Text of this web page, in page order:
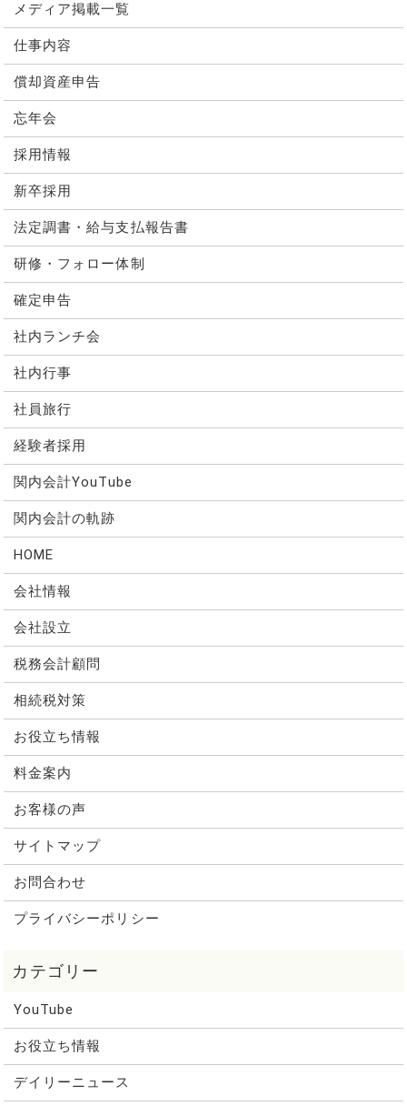
メディア掲載一覧
仕事内容
償却資産申告
忘年会
採用情報
新卒採用
法定調書・給与支払報告書
研修・フォロー体制
確定申告
社内ランチ会
社内行事
社員旅行
経験者採用
関内会計YouTube
関内会計の軌跡
HOME
会社情報
会社設立
税務会計顧問
相続税対策
お役立ち情報
料金案内
お客様の声
サイトマップ
お問合わせ
プライバシーポリシー
YouTube
お役立ち情報
デイリーニュース